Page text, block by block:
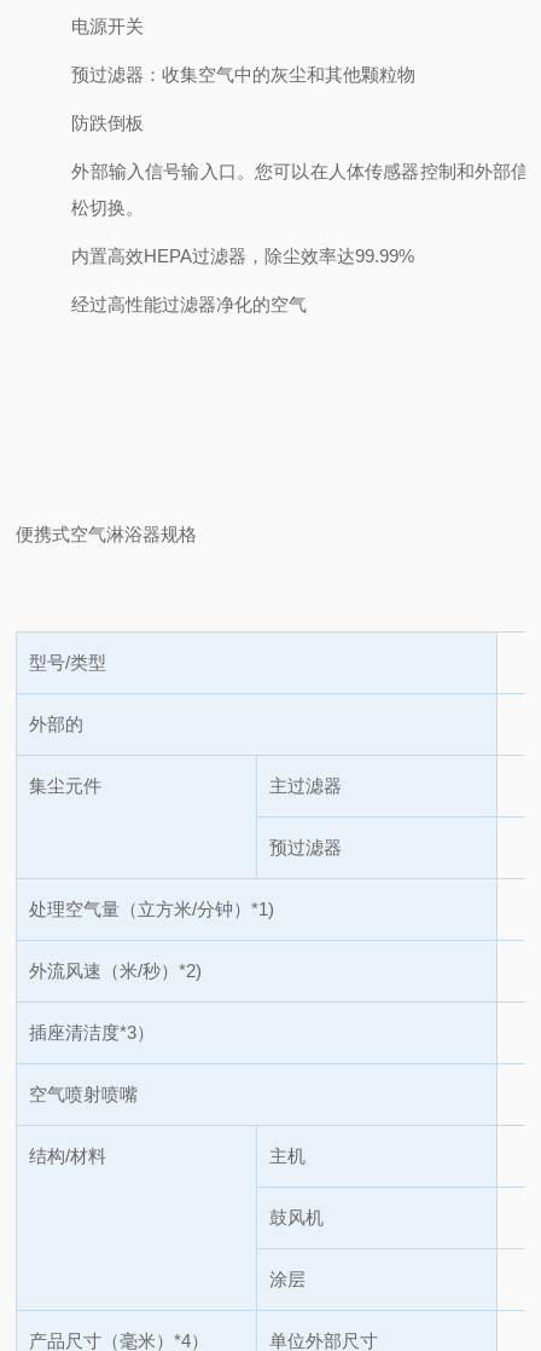
电源开关
预过滤器：收集空气中的灰尘和其他颗粒物
防跌倒板
外部输入信号输入口。您可以在人体传感器控制和外部信
松切换。
内置高效HEPA过滤器 ，除尘效率达99.99%
经过高性能过滤器净化的空气
便携式空气淋浴器规格
型号/类型
外部的
集尘元件 主过滤器
预过滤器
处理空气量（立方米/分钟）*1)
外流风速（米/秒）*2)
插座清洁度*3）
空气喷射喷嘴
结构/材料 主机
鼓风机
涂层
产品尺寸（毫米）*4） 单位外部尺寸